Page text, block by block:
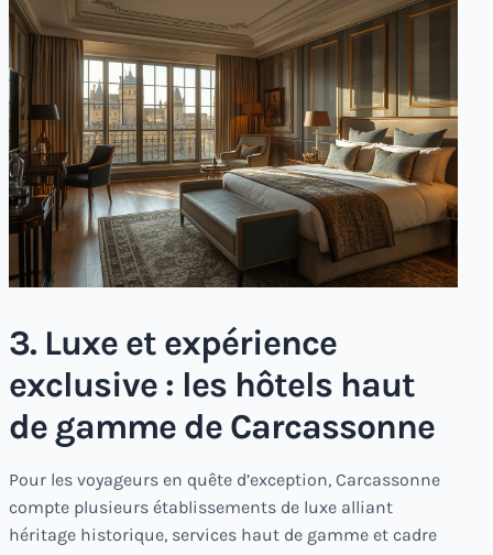
3. Luxe et expérience
exclusive : les hôtels haut
de gamme de Carcassonne
Pour les voyageurs en quête d’exception, Carcassonne
compte plusieurs établissements de luxe alliant
héritage historique, services haut de gamme et cadre